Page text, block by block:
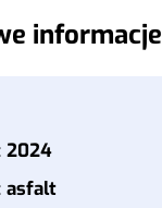
informacje
2024
asfalt